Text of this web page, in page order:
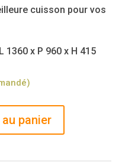
cuisson pour vos
1360 x P 960 x H 415
panier